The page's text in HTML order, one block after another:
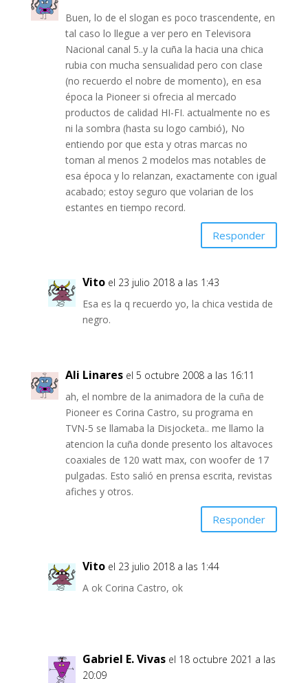
Buen, lo de el slogan es poco trascendente, en
tal caso lo llegue a ver pero en Televisora
Nacional canal 5..y la cuña la hacia una chica
rubia con mucha sensualidad pero con clase
(no recuerdo el nobre de momento), en esa
época la Pioneer si ofrecia al mercado
productos de calidad HI-FI. actualmente no es
ni la sombra (hasta su logo cambió), No
entiendo por que esta y otras marcas no
toman al menos 2 modelos mas notables de
esa época y lo relanzan, exactamente con igual
acabado; estoy seguro que volarian de los
estantes en tiempo record.
Responder
Vito el 23 julio 2018 a las 1:43
Esa es la q recuerdo yo, la chica vestida de
negro.
Ali Linares el 5 octubre 2008 a las 16:11
ah, el nombre de la animadora de la cuña de
Pioneer es Corina Castro, su programa en
TVN-5 se llamaba la Disjocketa.. me llamo la
atencion la cuña donde presento los altavoces
coaxiales de 120 watt max, con woofer de 17
pulgadas. Esto salió en prensa escrita, revistas
afiches y otros.
Responder
Vito el 23 julio 2018 a las 1:44
A ok Corina Castro, ok
Gabriel E. Vivas el 18 octubre 2021 a las
20:09